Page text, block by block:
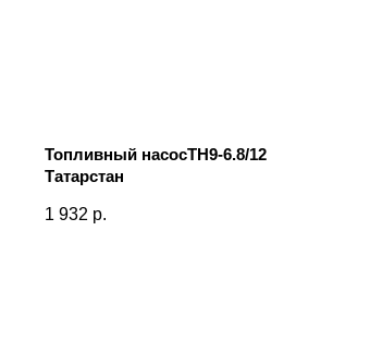
Топливный насосТН9-6.8/12
Татарстан
1 932 р.